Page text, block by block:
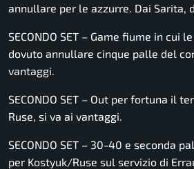
annullare per le azzurre. Dai Sarita,
SECONDO SET – Game fiume in cui
dovuto annullare cinque palle del
vantaggi.
SECONDO SET – Out per fortuna il
Ruse, si va ai vantaggi.
SECONDO SET – 30-40 e seconda
per Kostyuk/Ruse sul servizio di